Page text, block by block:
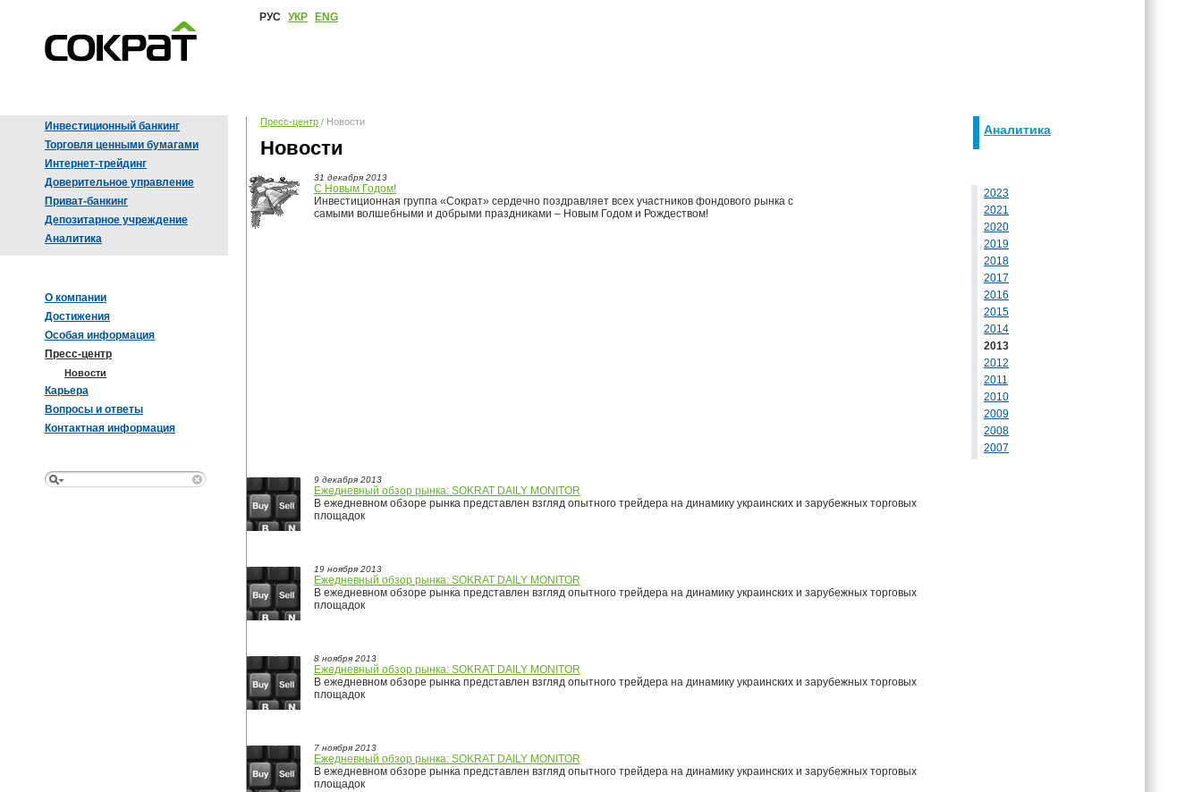
Инвестиционный банкинг
Торговля ценными бумагами
Интернет-трейдинг
Доверительное управление
Приват-банкинг
Депозитарное учреждение
Аналитика
О компании
Достижения
Особая информация
Пресс-центр
Новости
Карьера
Вопросы и ответы
Контактная информация
РУС УКР ENG
Аналитика
2023
2021
2020
2019
2018
2017
2016
2015
2014
2013
2012
2011
2010
2009
2008
2007
Пресс-центр / Новости
Новости
31 декабря 2013
С Новым Годом!
Инвестиционная группа «Сократ» сердечно поздравляет всех участников фондового рынка с
самыми волшебными и добрыми праздниками – Новым Годом и Рождеством!
9 декабря 2013
Ежедневный обзор рынка: SOKRAT DAILY MONITOR
В ежедневном обзоре рынка представлен взгляд опытного трейдера на динамику украинских и зарубежных торговых
площадок
19 ноября 2013
Ежедневный обзор рынка: SOKRAT DAILY MONITOR
В ежедневном обзоре рынка представлен взгляд опытного трейдера на динамику украинских и зарубежных торговых
площадок
8 ноября 2013
Ежедневный обзор рынка: SOKRAT DAILY MONITOR
В ежедневном обзоре рынка представлен взгляд опытного трейдера на динамику украинских и зарубежных торговых
площадок
7 ноября 2013
Ежедневный обзор рынка: SOKRAT DAILY MONITOR
В ежедневном обзоре рынка представлен взгляд опытного трейдера на динамику украинских и зарубежных торговых
площадок